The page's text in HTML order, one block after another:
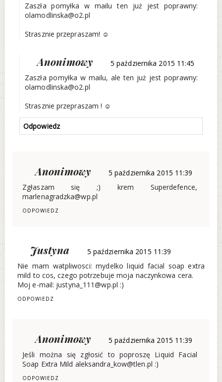
Zaszła pomyłka w mailu ten już jest poprawny:
olamodlinska@o2.pl
Strasznie przepraszam! ☺
Anonimowy
5 października 2015 11:45
Zaszła pomyłka w mailu, ale ten już jest poprawny:
olamodlinska@o2.pl
Strasznie przepraszam ! ☺
Odpowiedz
Anonimowy
5 października 2015 11:39
Zgłaszam się ;) krem Superdefence,
marlenagradzka@wp.pl
ODPOWIEDZ
Justyna
5 października 2015 11:39
Nie mam watpliwosci: mydelko liquid facial soap extra
mild to cos, czego potrzebuje moja naczynkowa cera.
Moj e-mail: justyna_111@wp.pl :)
ODPOWIEDZ
Anonimowy
5 października 2015 11:39
Jeśli można się zgłosić to poproszę Liquid Facial
Soap Extra Mild aleksandra_kow@tlen.pl :)
ODPOWIEDZ